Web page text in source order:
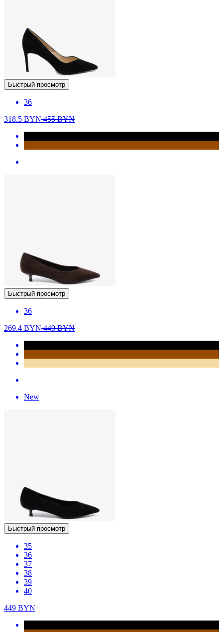
Быстрый просмотр
36
318.5 BYN455BYN
Быстрый просмотр
36
269.4 BYN449BYN
New
Быстрый просмотр
35
36
37
38
39
40
449 BYN